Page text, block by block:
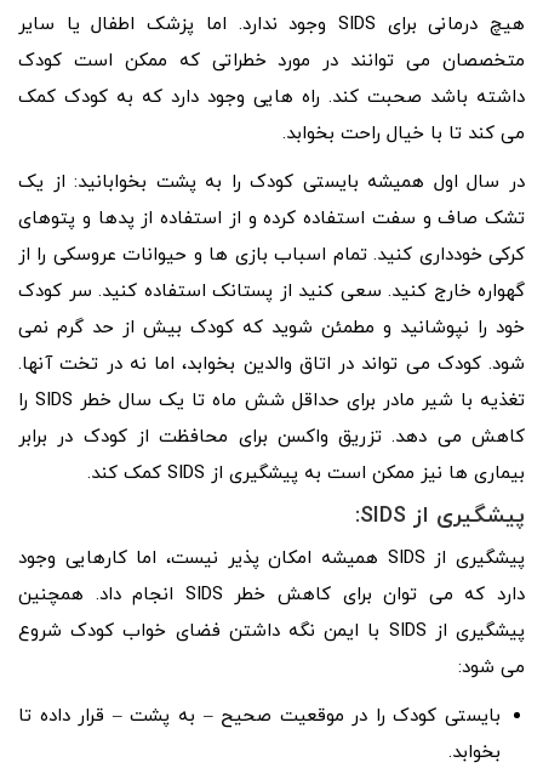
هیچ درمانی برای SIDS وجود ندارد. اما پزشک اطفال یا سایر
متخصصان می توانند در مورد خطراتی که ممکن است کودک
داشته باشد صحبت کند. راه هایی وجود دارد که به کودک کمک
می کند تا با خیال راحت بخوابد.
در سال اول همیشه بایستی کودک را به پشت بخوابانید: از یک
تشک صاف و سفت استفاده کرده و از استفاده از پدها و پتوهای
کرکی خودداری کنید. تمام اسباب بازی ها و حیوانات عروسکی را از
گهواره خارج کنید. سعی کنید از پستانک استفاده کنید. سر کودک
خود را نپوشانید و مطمئن شوید که کودک بیش از حد گرم نمی
شود. کودک می تواند در اتاق والدین بخوابد، اما نه در تخت آنها.
تغذیه با شیر مادر برای حداقل شش ماه تا یک سال خطر SIDS را
کاهش می دهد. تزریق واکسن برای محافظت از کودک در برابر
بیماری ها نیز ممکن است به پیشگیری از SIDS کمک کند.
پیشگیری از SIDS:
پیشگیری از SIDS همیشه امکان پذیر نیست، اما کارهایی وجود
دارد که می توان برای کاهش خطر SIDS انجام داد. همچنین
پیشگیری از SIDS با ایمن نگه داشتن فضای خواب کودک شروع
می شود:
بایستی کودک را در موقعیت صحیح – به پشت – قرار داده تا
بخوابد.